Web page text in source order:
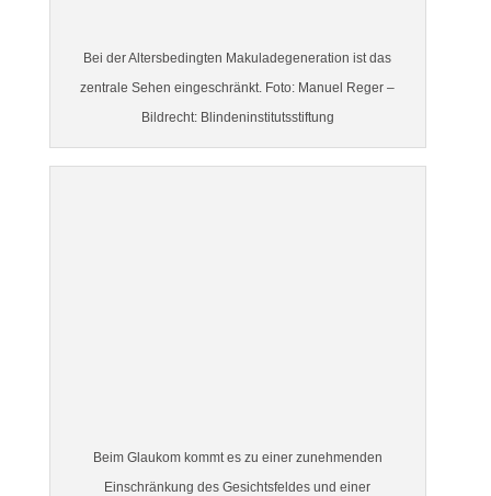
Bei der Altersbedingten Makuladegeneration ist das
zentrale Sehen eingeschränkt. Foto: Manuel Reger –
Bildrecht: Blindeninstitutsstiftung
Beim Glaukom kommt es zu einer zunehmenden
Einschränkung des Gesichtsfeldes und einer